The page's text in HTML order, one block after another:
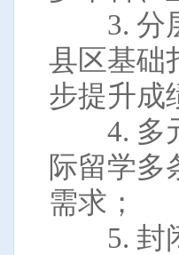
3. 分层
县区基础
步提升成
4. 多元
际留学多
需求；
5. 封闭